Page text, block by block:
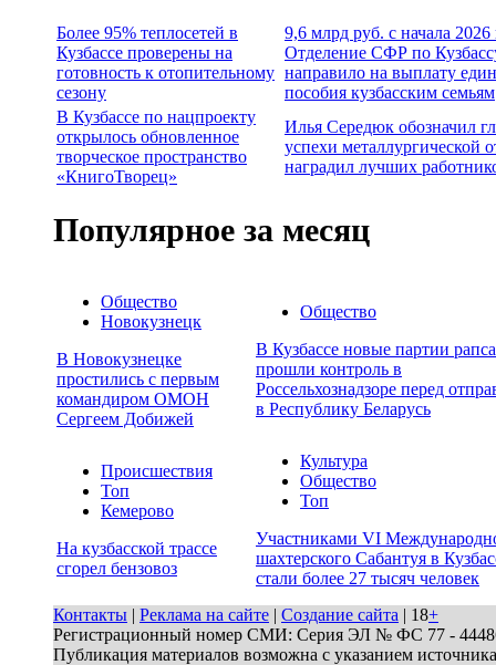
Более 95% теплосетей в
Кузбассе проверены на
готовность к отопительному
сезону
9,6 млрд руб. с начала 2026
Отделение СФР по
направило на выплату
пособия кузбасским семьям
В Кузбассе по нацпроекту
открылось обновленное
творческое пространство
«КнигоТворец»
Илья Середюк обозначил
успехи металлургической
наградил лучших
Популярное за месяц
Общество
Новокузнецк
В Новокузнецке
простились с первым
командиром ОМОН
Сергеем Добижей
Общество
В Кузбассе новые партии рапса
прошли контроль в
Россельхознадзоре перед
в Республику Беларусь
Происшествия
Топ
Кемерово
На кузбасской трассе
сгорел бензовоз
Культура
Общество
Топ
Участниками VI
шахтерского Сабантуя в
стали более 27 тысяч человек
Контакты | Реклама на сайте | Создание сайта | 18+
Регистрационный номер СМИ: Серия ЭЛ № ФС 77 - 44486
Публикация материалов возможна с указанием